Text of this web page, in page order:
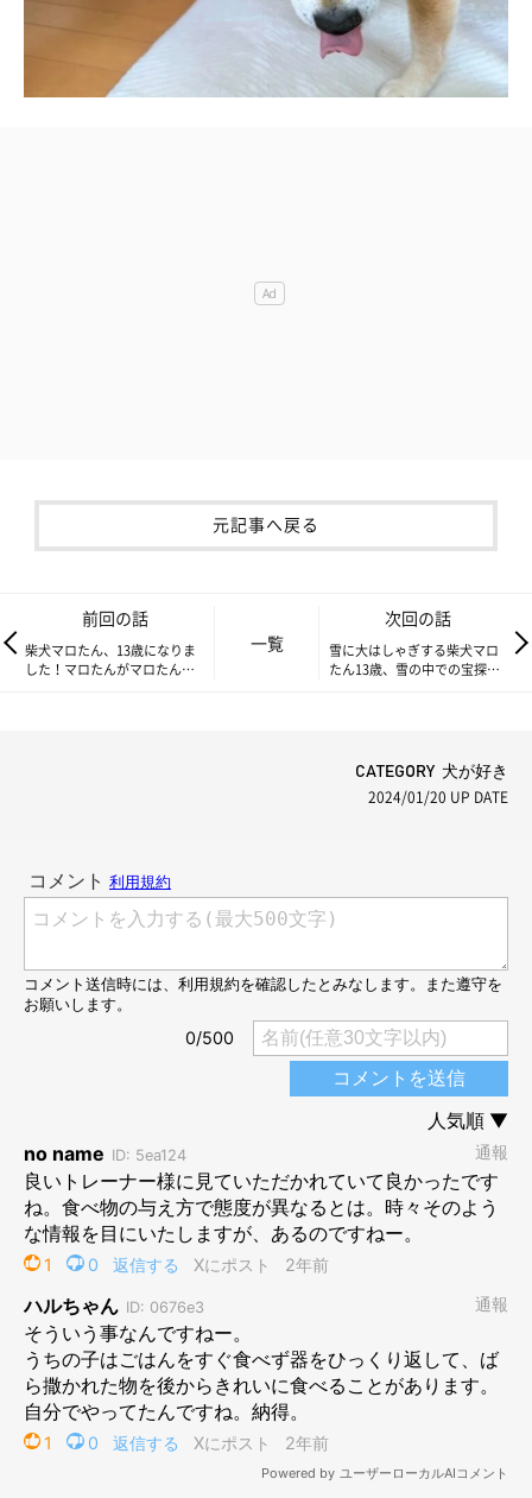
元記事へ戻る
前回の話
柴犬マロたん、13歳になりま
した！マロたんがマロたんで
一覧
次回の話
雪に大はしゃぎする柴犬マロ
たん13歳、雪の中での宝探し
CATEGORY 犬が好き
2024/01/20 UP DATE